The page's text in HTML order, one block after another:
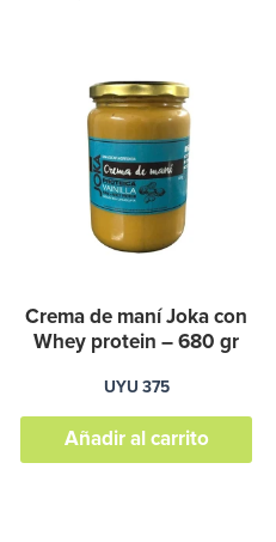
Crema de maní Joka con
Whey protein – 680 gr
UYU 375
Añadir al carrito